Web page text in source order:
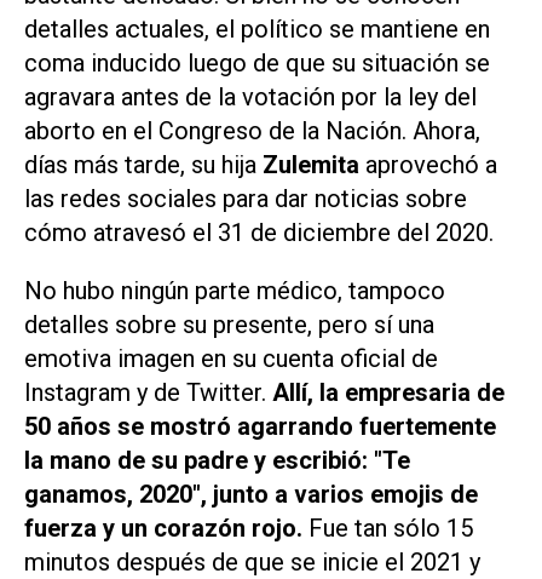
detalles actuales, el político se mantiene en
coma inducido luego de que su situación se
agravara antes de la votación por la ley del
aborto en el Congreso de la Nación. Ahora,
días más tarde, su hija Zulemita aprovechó a
las redes sociales para dar noticias sobre
cómo atravesó el 31 de diciembre del 2020.
No hubo ningún parte médico, tampoco
detalles sobre su presente, pero sí una
emotiva imagen en su cuenta oficial de
Instagram y de Twitter. Allí, la empresaria de
50 años se mostró agarrando fuertemente
la mano de su padre y escribió: "Te
ganamos, 2020", junto a varios emojis de
fuerza y un corazón rojo. Fue tan sólo 15
minutos después de que se inicie el 2021 y